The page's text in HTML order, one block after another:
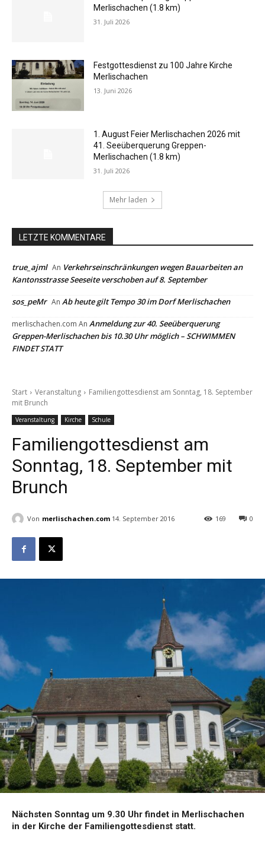
Merlischachen (1.8 km)
31. Juli 2026
Festgottesdienst zu 100 Jahre Kirche
Merlischachen
13. Juni 2026
1. August Feier Merlischachen 2026 mit
41. Seeüberquerung Greppen-
Merlischachen (1.8 km)
31. Juli 2026
Mehr laden
LETZTE KOMMENTARE
true_ajml An Verkehrseinschränkungen wegen Bauarbeiten an
Kantonsstrasse Seeseite verschoben auf 8. September
sos_peMr An Ab heute gilt Tempo 30 im Dorf Merlischachen
merlischachen.com An Anmeldung zur 40. Seeüberquerung
Greppen-Merlischachen bis 10.30 Uhr möglich – SCHWIMMEN
FINDET STATT